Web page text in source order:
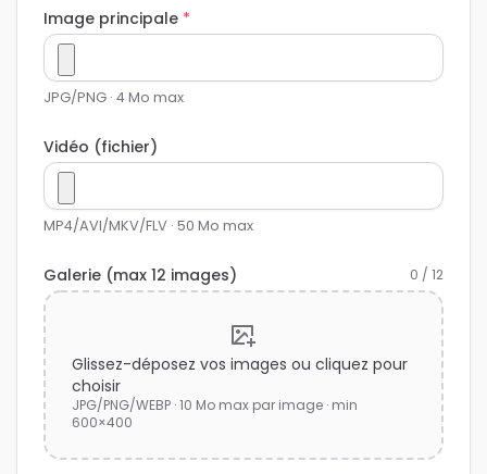
Image principale *
JPG/PNG · 4 Mo max
Vidéo (fichier)
MP4/AVI/MKV/FLV · 50 Mo max
Galerie (max 12 images) 0 / 12
Glissez-déposez vos images ou cliquez pour
choisir
JPG/PNG/WEBP · 10 Mo max par image · min
600×400